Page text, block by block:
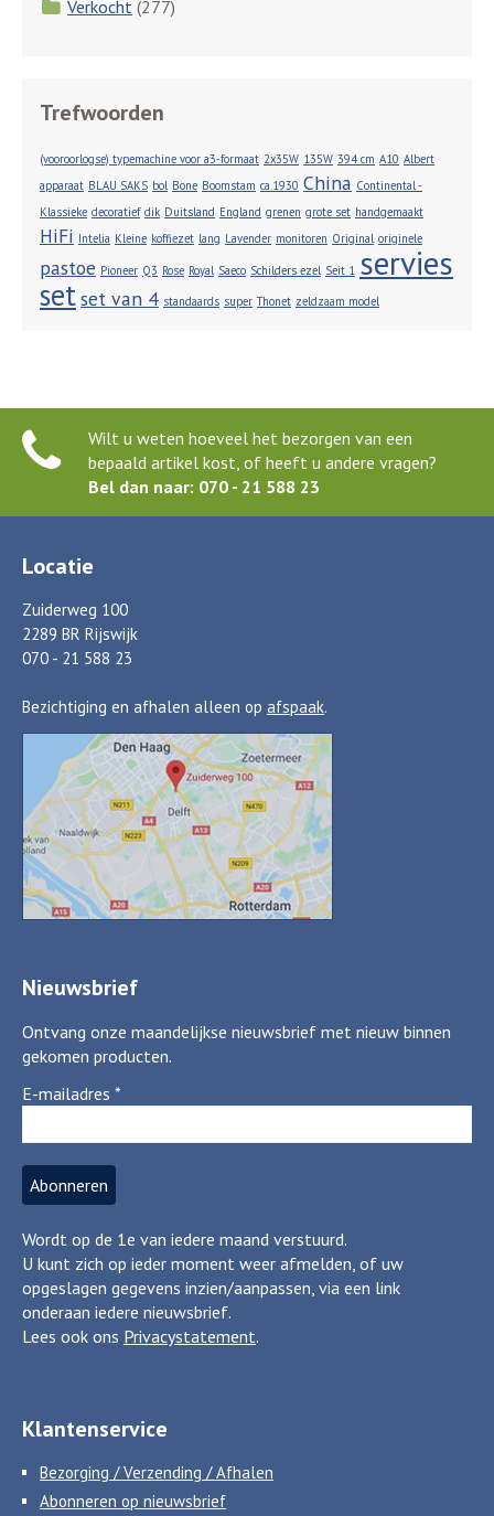
Verkocht (277)
Trefwoorden
(vooroorlogse) typemachine voor a3-formaat 2x35W 135W 394 cm A10 Albert
apparaat BLAU SAKS bol Bone Boomstam ca.1930 China Continental -
Klassieke decoratief dik Duitsland England grenen grote set handgemaakt
HiFi Intelia Kleine koffiezet lang Lavender monitoren Original originele
pastoe Pioneer Q3 Rose Royal Saeco Schilders ezel Seit 1 servies
setset van 4 standaards super Thonet zeldzaam model
Wilt u weten hoeveel het bezorgen van een
bepaald artikel kost, of heeft u andere vragen?
Bel dan naar: 070 - 21 588 23
Locatie
Zuiderweg 100
2289 BR Rijswijk
070 - 21 588 23
Bezichtiging en afhalen alleen op afspaak.
Nieuwsbrief
Ontvang onze maandelijkse nieuwsbrief met nieuw binnen
gekomen producten.
E-mailadres *
Wordt op de 1e van iedere maand verstuurd.
U kunt zich op ieder moment weer afmelden, of uw
opgeslagen gegevens inzien/aanpassen, via een link
onderaan iedere nieuwsbrief.
Lees ook ons Privacystatement.
Klantenservice
Bezorging / Verzending / Afhalen
Abonneren op nieuwsbrief